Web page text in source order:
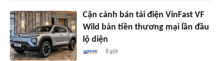
Cận cảnh bán tải điện VinFast VF
Wild bản tiền thương mại lần đầu
lộ diện
8 giờ